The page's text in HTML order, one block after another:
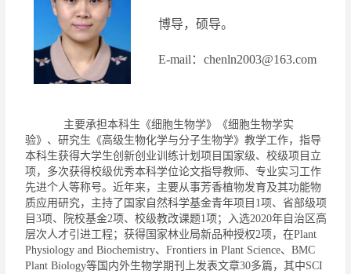
博导， 硕导。
E-mail ： chenln2003@163.com
主要承担本科生《细胞生物学》《细胞生物学实
验》、研究生《高级生物化学与分子生物学》教学工作，指导
本科生获得大学生创新创业训练计划项目国家级、校级项目立
项，多次获得校级优秀本科学位论文指导教师、专业实习工作
先进个人等称号。 近年来，主要从事芳香植物发育及其功能物
质应用研究，主持了国家自然科学基金青年项目 1项、省部级项
目 3项、院校基金2项、 校级教改课题1项；入选2020年自治区高
层次人才引进工程；获得国家林业局新品种授权2项，在Plant
Physiology and Biochemistry、 Frontiers in Plant Science、 BMC
Plant Biology等国内外生物学期刊上发表文章30多篇，其中SCI